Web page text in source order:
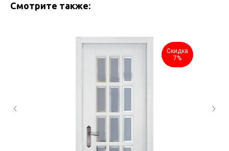
Смотрите также:
Скидка
7%